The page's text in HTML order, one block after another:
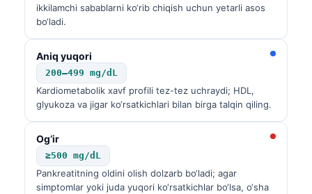
ikkilamchi sabablarni ko‘rib chiqish uchun yetarli asos
bo‘ladi.
Aniq yuqori
200–499 mg/dL
Kardiometabolik xavf profili tez-tez uchraydi; HDL,
glyukoza va jigar ko‘rsatkichlari bilan birga talqin qiling.
Og‘ir
≥500 mg/dL
Pankreatitning oldini olish dolzarb bo‘ladi; agar
simptomlar yoki juda yuqori ko‘rsatkichlar bo‘lsa, o‘sha
Ślōnskŏ gŏdka
Norsk bokmål